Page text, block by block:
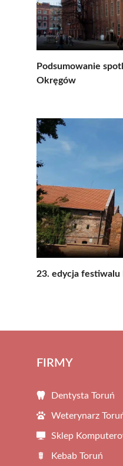
Podsumowanie
Okręgów
23. edycja festiwalu
FIRMY
Dentysta Toruń
Weterynarz
Sklep
Kebab Toruń